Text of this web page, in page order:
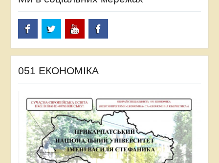
051 ЕКОНОМІКА